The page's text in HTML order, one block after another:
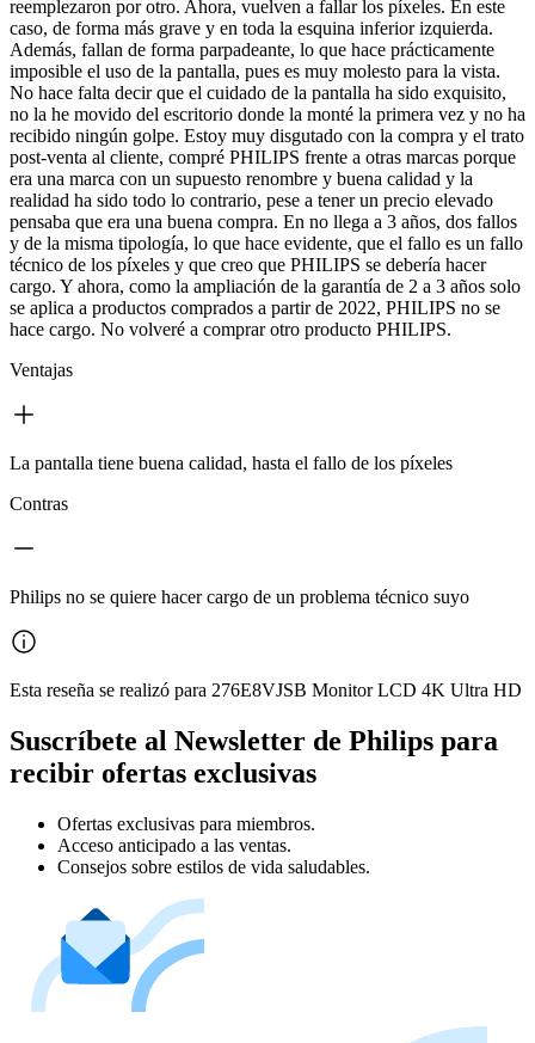
reemplezaron por otro. Ahora, vuelven a fallar los píxeles. En este
caso, de forma más grave y en toda la esquina inferior izquierda.
Además, fallan de forma parpadeante, lo que hace prácticamente
imposible el uso de la pantalla, pues es muy molesto para la vista.
No hace falta decir que el cuidado de la pantalla ha sido exquisito,
no la he movido del escritorio donde la monté la primera vez y no ha
recibido ningún golpe. Estoy muy disgutado con la compra y el trato
post-venta al cliente, compré PHILIPS frente a otras marcas porque
era una marca con un supuesto renombre y buena calidad y la
realidad ha sido todo lo contrario, pese a tener un precio elevado
pensaba que era una buena compra. En no llega a 3 años, dos fallos
y de la misma tipología, lo que hace evidente, que el fallo es un fallo
técnico de los píxeles y que creo que PHILIPS se debería hacer
cargo. Y ahora, como la ampliación de la garantía de 2 a 3 años solo
se aplica a productos comprados a partir de 2022, PHILIPS no se
hace cargo. No volveré a comprar otro producto PHILIPS.
Ventajas
La pantalla tiene buena calidad, hasta el fallo de los píxeles
Contras
Philips no se quiere hacer cargo de un problema técnico suyo
Esta reseña se realizó para 276E8VJSB Monitor LCD 4K Ultra HD
Suscríbete al Newsletter de Philips para
recibir ofertas exclusivas
Ofertas exclusivas para miembros.
Acceso anticipado a las ventas.
Consejos sobre estilos de vida saludables.